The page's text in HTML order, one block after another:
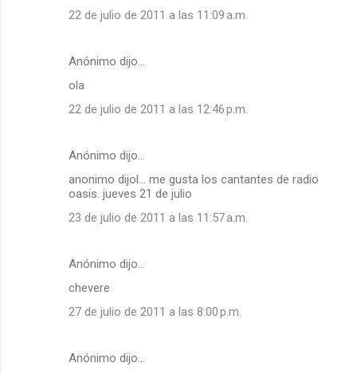
22 de julio de 2011 a las 11:09 a.m.
Anónimo dijo…
ola
22 de julio de 2011 a las 12:46 p.m.
Anónimo dijo…
anonimo dijol... me gusta los cantantes de radio
oasis. jueves 21 de julio
23 de julio de 2011 a las 11:57 a.m.
Anónimo dijo…
chevere
27 de julio de 2011 a las 8:00 p.m.
Anónimo dijo…